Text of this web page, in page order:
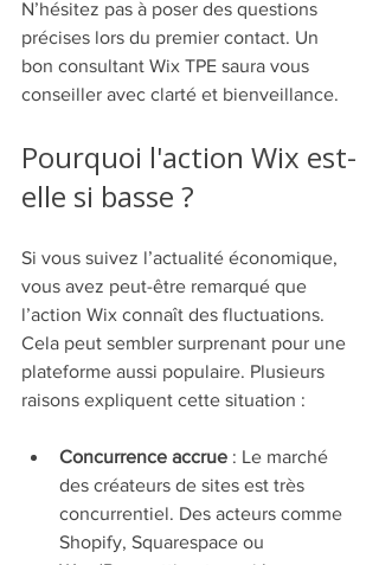
N’hésitez pas à poser des questions
précises lors du premier contact. Un
bon consultant Wix TPE saura vous
conseiller avec clarté et bienveillance.
Pourquoi l'action Wix est-
elle si basse ?
Si vous suivez l’actualité économique,
vous avez peut-être remarqué que
l’action Wix connaît des fluctuations.
Cela peut sembler surprenant pour une
plateforme aussi populaire. Plusieurs
raisons expliquent cette situation :
Concurrence accrue : Le marché
des créateurs de sites est très
concurrentiel. Des acteurs comme
Shopify, Squarespace ou